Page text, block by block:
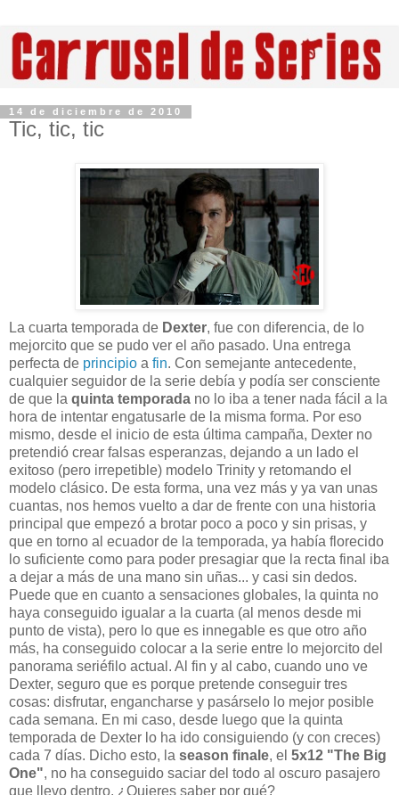
14 de diciembre de 2010
Tic, tic, tic
La cuarta temporada de Dexter, fue con diferencia, de lo
mejorcito que se pudo ver el año pasado. Una entrega
perfecta de principio a fin. Con semejante antecedente,
cualquier seguidor de la serie debía y podía ser consciente
de que la quinta temporada no lo iba a tener nada fácil a la
hora de intentar engatusarle de la misma forma. Por eso
mismo, desde el inicio de esta última campaña, Dexter no
pretendió crear falsas esperanzas, dejando a un lado el
exitoso (pero irrepetible) modelo Trinity y retomando el
modelo clásico. De esta forma, una vez más y ya van unas
cuantas, nos hemos vuelto a dar de frente con una historia
principal que empezó a brotar poco a poco y sin prisas, y
que en torno al ecuador de la temporada, ya había florecido
lo suficiente como para poder presagiar que la recta final iba
a dejar a más de una mano sin uñas... y casi sin dedos.
Puede que en cuanto a sensaciones globales, la quinta no
haya conseguido igualar a la cuarta (al menos desde mi
punto de vista), pero lo que es innegable es que otro año
más, ha conseguido colocar a la serie entre lo mejorcito del
panorama seriéfilo actual. Al fin y al cabo, cuando uno ve
Dexter, seguro que es porque pretende conseguir tres
cosas: disfrutar, engancharse y pasárselo lo mejor posible
cada semana. En mi caso, desde luego que la quinta
temporada de Dexter lo ha ido consiguiendo (y con creces)
cada 7 días. Dicho esto, la season finale, el 5x12 "The Big
One", no ha conseguido saciar del todo al oscuro pasajero
que llevo dentro. ¿Quieres saber por qué?